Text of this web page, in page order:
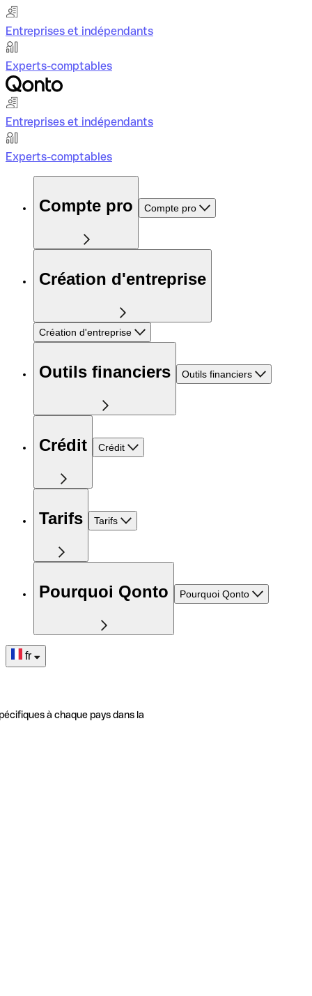
Entreprises et indépendants
Experts-comptables
Entreprises et indépendants
Experts-comptables
Compte pro Compte pro
Création d'entreprise
Création d'entreprise
Outils financiers Outils financiers
Crédit Crédit
Tarifs Tarifs
Pourquoi Qonto Pourquoi Qonto
fr
à chaque pays dans la